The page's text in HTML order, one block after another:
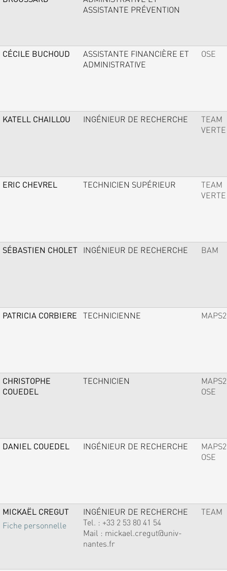
ASSISTANTE PRÉVENTION
CÉCILE BUCHOUD
ASSISTANTE FINANCIÈRE ET
ADMINISTRATIVE
OSE
KATELL CHAILLOU INGÉNIEUR DE RECHERCHE
TEAM
VERTE
ERIC CHEVREL TECHNICIEN SUPÉRIEUR
TEAM
VERTE
SÉBASTIEN CHOLET INGÉNIEUR DE RECHERCHE BAM
PATRICIA CORBIERE TECHNICIENNE MAPS2
CHRISTOPHE
COUEDEL
TECHNICIEN
MAPS2
OSE
DANIEL COUEDEL INGÉNIEUR DE RECHERCHE
MAPS2
OSE
MICKAËL CREGUT
Fiche personnelle
INGÉNIEUR DE RECHERCHE
Tel. : +33 2 53 80 41 54
Mail : mickael.cregut@univ-
nantes.fr
TEAM